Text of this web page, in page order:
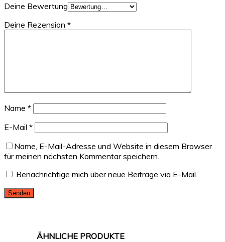
Deine Bewertung
Deine Rezension *
Name *
E-Mail *
Name, E-Mail-Adresse und Website in diesem Browser
für meinen nächsten Kommentar speichern.
Benachrichtige mich über neue Beiträge via E-Mail.